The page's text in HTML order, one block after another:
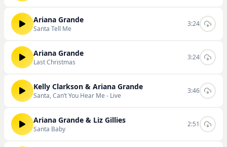
Ariana Grande
Santa Tell Me
3:24
Ariana Grande
Last Christmas
3:24
Kelly Clarkson & Ariana Grande
Santa, Can’t You Hear Me - Live
3:46
Ariana Grande & Liz Gillies
Santa Baby
2:51